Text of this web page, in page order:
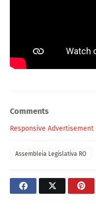
Comments
Responsive Advertisement
Assembleia Legislativa RO